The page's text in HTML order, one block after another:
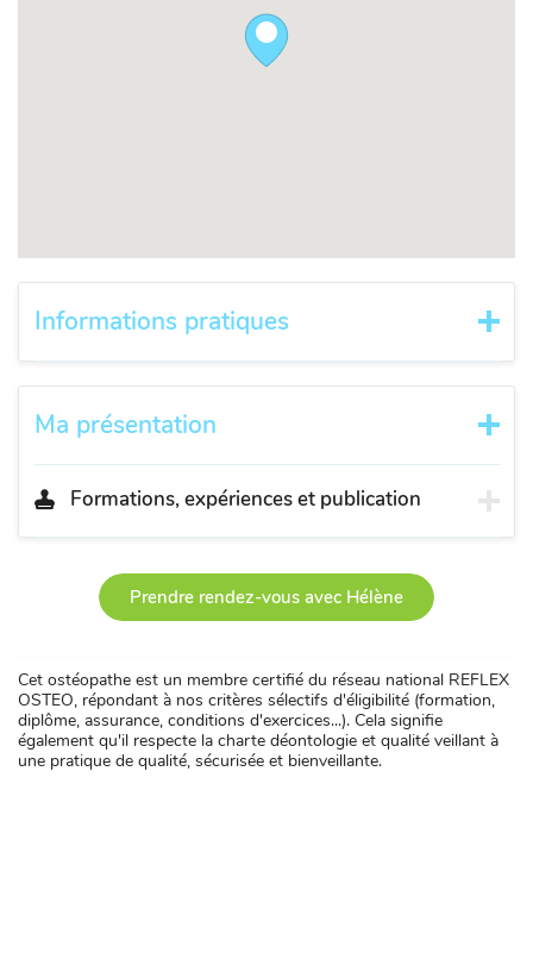
Informations pratiques
Ma présentation
Formations, expériences et publication
Prendre rendez-vous avec Hélène
Cet ostéopathe est un membre certifié du réseau national REFLEX
OSTEO, répondant à nos critères sélectifs d'éligibilité (formation,
diplôme, assurance, conditions d'exercices...). Cela signifie
également qu'il respecte la charte déontologie et qualité veillant à
une pratique de qualité, sécurisée et bienveillante.